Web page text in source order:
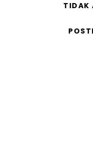
TIDAK